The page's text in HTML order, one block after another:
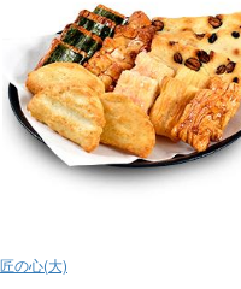
匠の心(大)